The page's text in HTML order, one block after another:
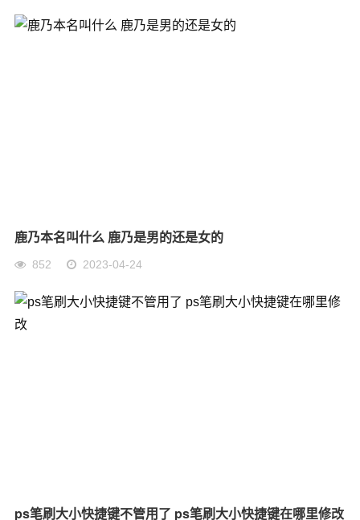
鹿乃本名叫什么 鹿乃是男的还是女的
852 2023-04-24
ps笔刷大小快捷键不管用了 ps笔刷大小快捷键在哪里修改